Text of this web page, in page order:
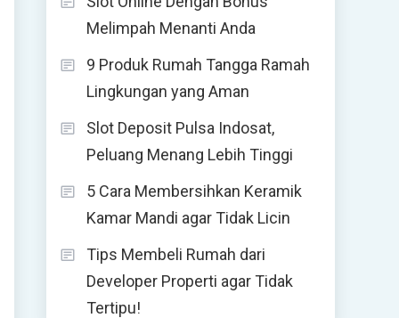
Melimpah Menanti Anda
9 Produk Rumah Tangga Ramah
Lingkungan yang Aman
Slot Deposit Pulsa Indosat,
Peluang Menang Lebih Tinggi
5 Cara Membersihkan Keramik
Kamar Mandi agar Tidak Licin
Tips Membeli Rumah dari
Developer Properti agar Tidak
Tertipu!